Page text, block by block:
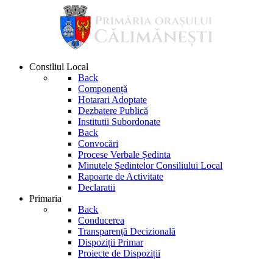
Consiliul Local
Back
Componență
Hotarari Adoptate
Dezbatere Publică
Institutii Subordonate
Back
Convocări
Procese Verbale Ședinta
Minutele Ședintelor Consiliului Local
Rapoarte de Activitate
Declaratii
Primaria
Back
Conducerea
Transparență Decizională
Dispoziții Primar
Proiecte de Dispoziții